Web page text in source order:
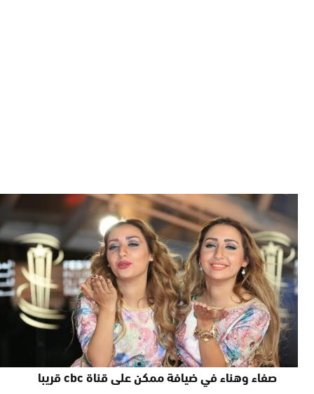
صفاء وهناء في ضيافة ممكن على قناة cbc قريبا